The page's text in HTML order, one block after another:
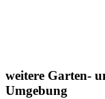
weitere Garten-
Umgebung